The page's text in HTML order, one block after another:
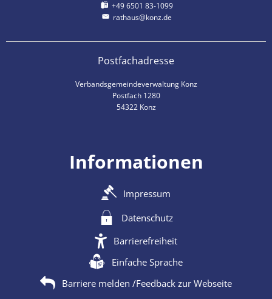
+49 6501 83-1099
rathaus@konz.de
Postfachadresse
Verbandsgemeindeverwaltung Konz
Postfach 1280
54322 Konz
Informationen
Impressum
Datenschutz
Barrierefreiheit
Einfache Sprache
Barriere melden /Feedback zur Webseite